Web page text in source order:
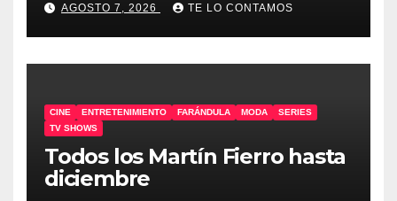
AGOSTO 7, 2026 TE LO CONTAMOS
CINE ENTRETENIMIENTO FARÁNDULA MODA
SERIES
TV SHOWS
Todos los Martín Fierro hasta
diciembre